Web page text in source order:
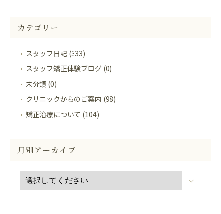
カテゴリー
スタッフ日記 (333)
スタッフ矯正体験ブログ (0)
未分類 (0)
クリニックからのご案内 (98)
矯正治療について (104)
月別アーカイブ